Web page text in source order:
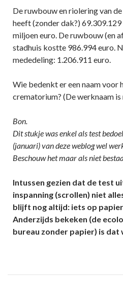
De ruwbouw en riolering van
heeft (zonder dak?)
miljoen euro. De ruwbouw (en
stadhuis kostte 986.994 euro.
mededeling: 1.206.911 euro.
Wie bedenkt er een naam voor
crematorium? (De werknaam is
Bon.
Dit stukje was enkel als test
(januari) van deze weblog wel
Beschouw het maar als niet
Intussen gezien dat de test
inspanning (scrollen) niet
blijft nog altijd: iets op
Anderzijds bekeken (de
bureau zonder papier) is dat